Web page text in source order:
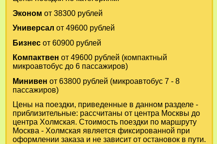
Эконом от 38300 рублей
Универсал от 49600 рублей
Бизнесот 60900 рублей
Компактвен от 49600 рублей (компактный
микроавтобус до 6 пассажиров)
Минивен от 63800 рублей (микроавтобус 7 - 8
пассажиров)
Цены на поездки, приведенные в данном разделе -
приблизительные: рассчитаны от центра Москвы до
центра Холмская. Стоимость поездки по маршруту
Москва - Холмская является фиксированной при
оформлении заказа и не зависит от остановок в пути.